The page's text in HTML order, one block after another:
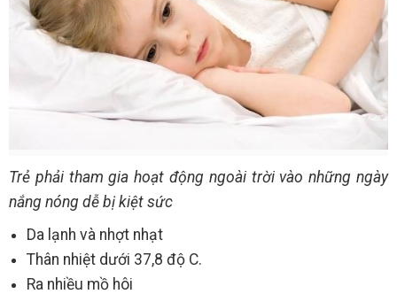
Trẻ phải tham gia hoạt động ngoài trời vào những ngày
nắng nóng dễ bị kiệt sức
Da lạnh và nhợt nhạt
Thân nhiệt dưới 37,8 độ C.
Ra nhiều mồ hôi